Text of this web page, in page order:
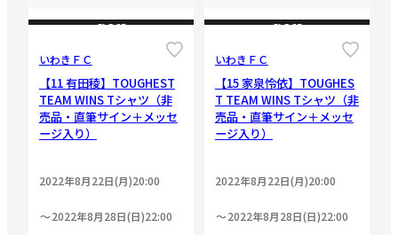
CLOSE
いわきＦＣ
【11 有田稜】TOUGHEST
TEAM WINS Tシャツ（非
売品・直筆サイン＋メッセ
ージ入り）
2022年8月22日(月)20:00
2022年8月28日(日)22:00
CLOSE
いわきＦＣ
【15 家泉怜依】TOUGHES
T TEAM WINS Tシャツ（非
売品・直筆サイン＋メッセ
ージ入り）
2022年8月22日(月)20:00
2022年8月28日(日)22:00